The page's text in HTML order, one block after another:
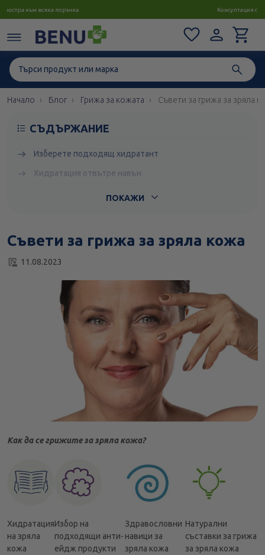
Консултация с магистър-фармацевт до 1 час
Начало Блог Грижа за кожата Съвети за грижа за зряла
СЪДЪРЖАНИЕ
Изберете подходящ хидратант
Хидратация отвътре навън
Избягвайте силни химикали
Витамин С - антиоксидантна защита
Пептиди - естествени стимулатори на колагена
Екстракти от растения и растителни масла
Продукти за околоочния контур - съвършената грижа
за нежната зона
Специални анти-ейдж терапии и процедури
Внимание към деколтето и шията
Балансирано хранене
Сънят - време за възстановяване
Избягване на тютюнопушенeто и алкохола
Защита от слънцето - важен ритуал
Отпуснете се и се радвайте, за да е щастлива и
кожата ви
Алое вера - нежен хидратант
ПОКАЖИ
Съвети за грижа за зряла кожа
11.08.2023
Kак да се грижите за зряла кожа?
Хидратация
на зряла
кожа
Избор на
подходящи анти-
ейдж продукти
Здравословни
навици за
зряла кожа
Натурални
съставки за грижа
за зряла кожа